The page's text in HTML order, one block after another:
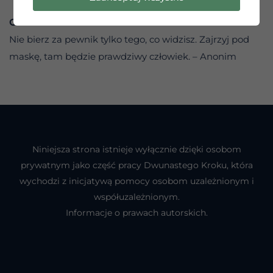
CYTAT DNIA
Nie bierz za pewnik tylko tego, co widzisz. Zajrzyj pod
maskę, tam będzie prawdziwy człowiek. – Anonim
Niniejsza strona istnieje wyłącznie dzięki osobom
prywatnym jako część pracy Dwunastego Kroku, która
wychodzi z inicjatywą pomocy osobom uzależnionym i
współuzależnionym.
Informacje o prawach autorskich.